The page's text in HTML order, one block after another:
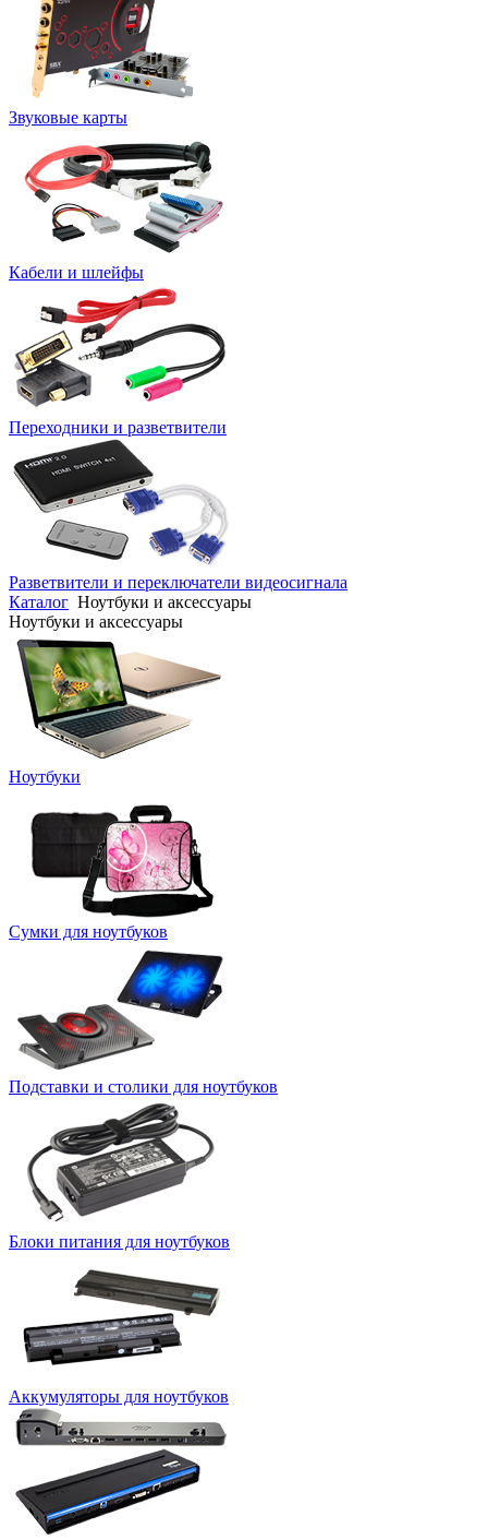
Звуковые карты
Кабели и шлейфы
Переходники и разветвители
Разветвители и переключатели видеосигнала
Каталог Ноутбуки и аксессуары
Ноутбуки и аксессуары
Ноутбуки
Сумки для ноутбуков
Подставки и столики для ноутбуков
Блоки питания для ноутбуков
Аккумуляторы для ноутбуков